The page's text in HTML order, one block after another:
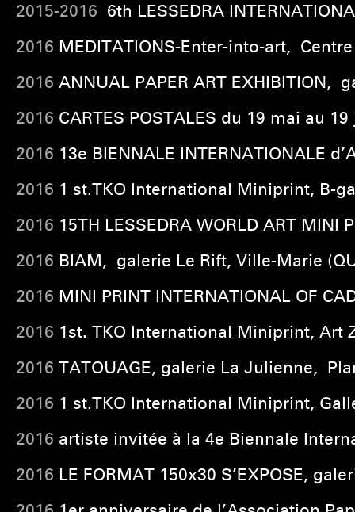
2015-2016 6th LESSEDRA
2016 MEDITATIONS-Enter-into-art,
2016 ANNUAL PAPER ART EXHIBITION,
2016 CARTES POSTALES du 19 mai au
2016 13e BIENNALE INTERNATIONALE
2016 1 st.TKO International Miniprint, B-
2016 15TH LESSEDRA WORLD ART
2016 BIAM, galerie Le Rift, Ville-Marie
2016 MINI PRINT INTERNATIONAL OF
2016 1st. TKO International Miniprint, Art
2016 TATOUAGE, galerie La Julienne,
2016 1 st.TKO International Miniprint,
2016 artiste invitée à la 4e Biennale
2016 LE FORMAT 150x30 S’EXPOSE,